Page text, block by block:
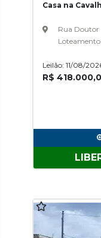
Casa na
Rua Doutor
Leilão: 11/08/
R$